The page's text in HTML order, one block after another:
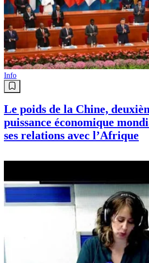
Info
Le poids de la Chine,
puissance économique
ses relations avec l’Afrique